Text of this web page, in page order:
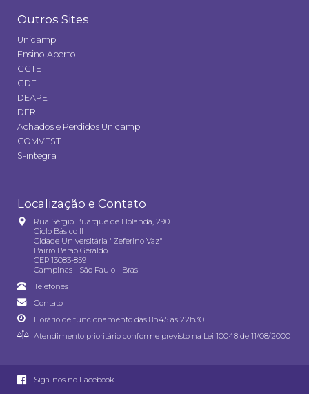
Outros Sites
Unicamp
Ensino Aberto
GGTE
GDE
DEAPE
DERI
Achados e Perdidos Unicamp
COMVEST
S-integra
Localização e Contato
Rua Sérgio Buarque de Holanda, 290
Ciclo Básico II
Cidade Universitária "Zeferino Vaz"
Bairro Barão Geraldo
CEP 13083-859
Campinas - São Paulo - Brasil
Telefones
Contato
Horário de funcionamento das 8h45 às 22h30
Atendimento prioritário conforme previsto na Lei 10048 de 11/08/2000
Siga-nos no Facebook